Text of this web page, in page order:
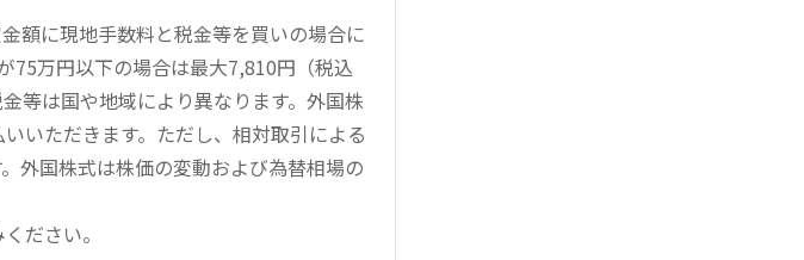
額に現地手数料と税金等を買いの場合に
75万円以下の場合は最大7,810円（税込
等は国や地域により異なります。外国株
いただきます。ただし、相対取引による
外国株式は株価の変動および為替相場の
ださい。